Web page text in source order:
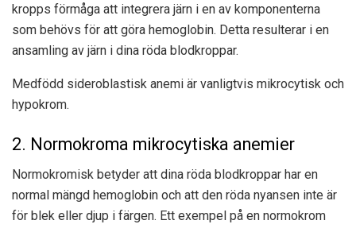
kropps förmåga att integrera järn i en av komponenterna
som behövs för att göra hemoglobin. Detta resulterar i en
ansamling av järn i dina röda blodkroppar.
Medfödd sideroblastisk anemi är vanligtvis mikrocytisk och
hypokrom.
2. Normokroma mikrocytiska anemier
Normokromisk betyder att dina röda blodkroppar har en
normal mängd hemoglobin och att den röda nyansen inte är
för blek eller djup i färgen. Ett exempel på en normokrom